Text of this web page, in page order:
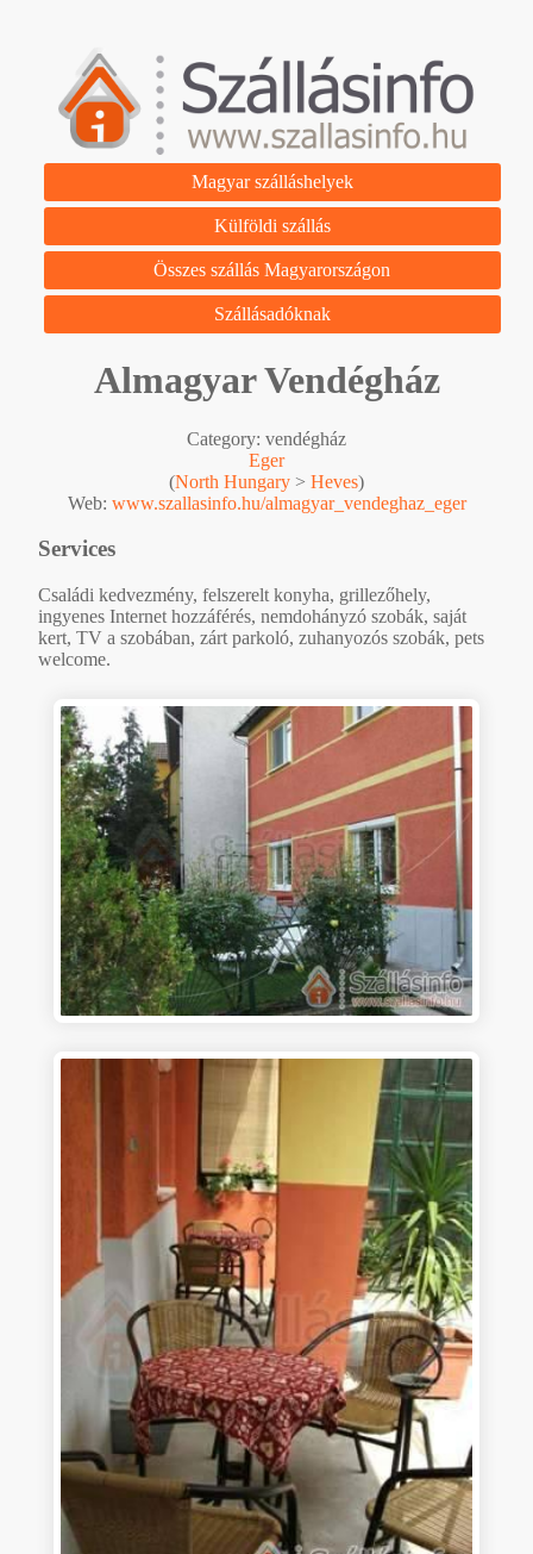
Magyar szálláshelyek
Külföldi szállás
Összes szállás Magyarországon
Szállásadóknak
Almagyar Vendégház
Category: vendégház
Eger
(North Hungary > Heves)
Web: www.szallasinfo.hu/almagyar_vendeghaz_eger
Services
Családi kedvezmény, felszerelt konyha, grillezőhely,
ingyenes Internet hozzáférés, nemdohányzó szobák, saját
kert, TV a szobában, zárt parkoló, zuhanyozós szobák, pets
welcome.